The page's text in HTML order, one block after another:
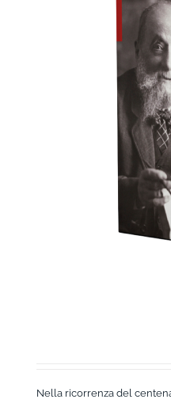
AGGIUNGI
Nella ricorrenza del